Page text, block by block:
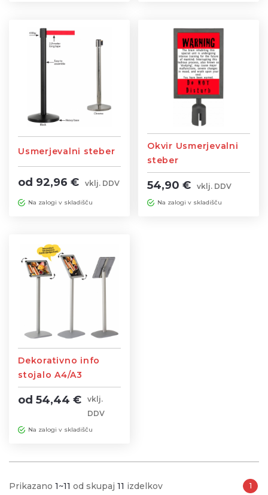
Usmerjevalni steber
od 92,96 € vklj. DDV
Na zalogi v skladišču
Okvir Usmerjevalni
steber
54,90 € vklj. DDV
Na zalogi v skladišču
Dekorativno info
stojalo A4/A3
velikosti
od 54,44 €
vklj.
DDV
Na zalogi v skladišču
Prikazano 1~11 od skupaj 11 izdelkov 1